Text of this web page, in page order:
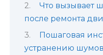
Что вызывает
после ремонта
Пошаговая
устранению